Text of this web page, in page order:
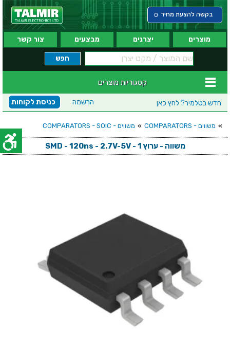
בקשה להצעת מחיר 0
מוצרים יצרנים מבצעים צור קשר
קטגוריות מוצרים
חדש בטלמיר? לחץ כאן כניסת לקוחות הרשמה
» משווים - COMPARATORS » משווים - COMPARATORS - SOIC
משווה - ערוץ 1 - SMD - 120ns - 2.7V-5V